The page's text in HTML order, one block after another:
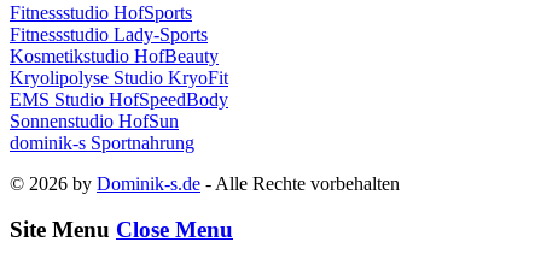
Fitnessstudio HofSports
Fitnessstudio Lady-Sports
Kosmetikstudio HofBeauty
Kryolipolyse Studio KryoFit
EMS Studio HofSpeedBody
Sonnenstudio HofSun
dominik-s Sportnahrung
© 2026 by Dominik-s.de - Alle Rechte vorbehalten
Site Menu Close Menu